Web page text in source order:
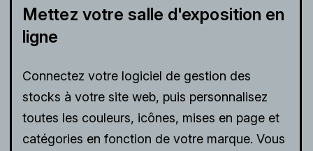
Mettez votre salle d'exposition en
ligne
Connectez votre logiciel de gestion des
stocks à votre site web, puis personnalisez
toutes les couleurs, icônes, mises en page et
catégories en fonction de votre marque. Vous